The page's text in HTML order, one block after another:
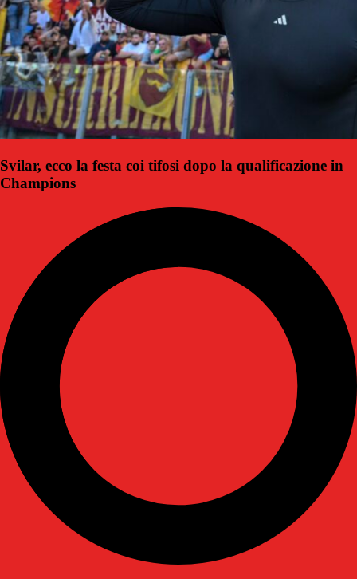
Svilar, ecco la festa coi tifosi dopo la qualificazione in
Champions